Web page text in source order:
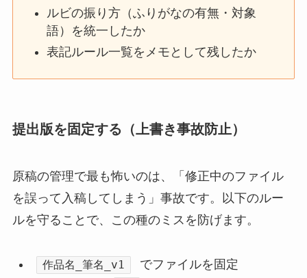
ルビの振り方（ふりがなの有無・対象
語）を統一したか
表記ルール一覧をメモとして残したか
提出版を固定する（上書き事故防止）
原稿の管理で最も怖いのは、「修正中のファイル
を誤って入稿してしまう」事故です。以下のルー
ルを守ることで、この種のミスを防げます。
作品名_筆名_v1
でファイルを固定